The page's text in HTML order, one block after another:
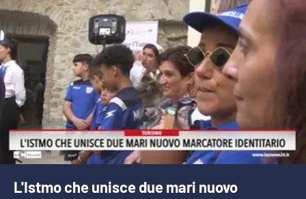
L'Istmo che unisce due mari nuovo